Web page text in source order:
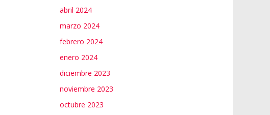
abril 2024
marzo 2024
febrero 2024
enero 2024
diciembre 2023
noviembre 2023
octubre 2023